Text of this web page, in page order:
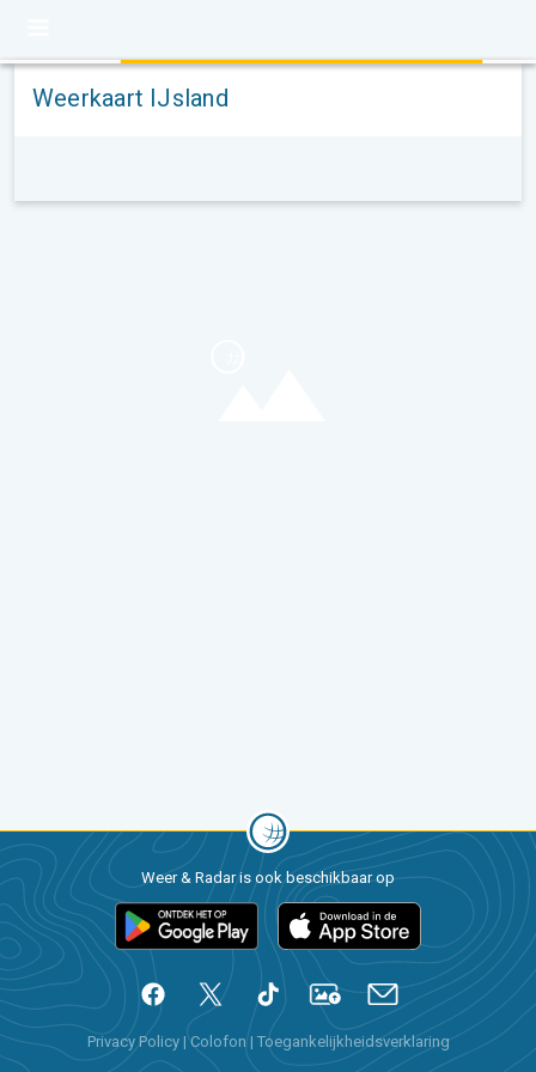
Weerkaart IJsland
Weer & Radar is ook beschikbaar op
Privacy Policy |Colofon | Toegankelijkheidsverklaring